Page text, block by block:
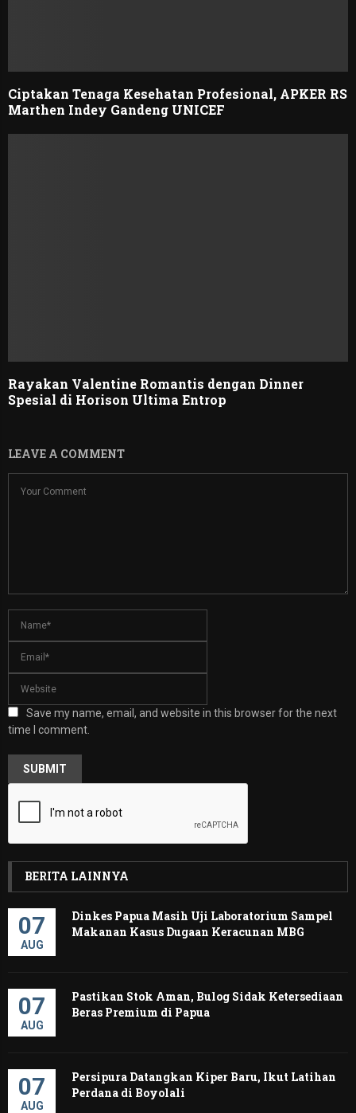
Ciptakan Tenaga Kesehatan Profesional, APKER RS
Marthen Indey Gandeng UNICEF
Rayakan Valentine Romantis dengan Dinner
Spesial di Horison Ultima Entrop
LEAVE A COMMENT
Save my name, email, and website in this browser for the next
time I comment.
BERITA LAINNYA
07
AUG
Dinkes Papua Masih Uji Laboratorium Sampel
Makanan Kasus Dugaan Keracunan MBG
07
AUG
Pastikan Stok Aman, Bulog Sidak Ketersediaan
Beras Premium di Papua
07
AUG
Persipura Datangkan Kiper Baru, Ikut Latihan
Perdana di Boyolali